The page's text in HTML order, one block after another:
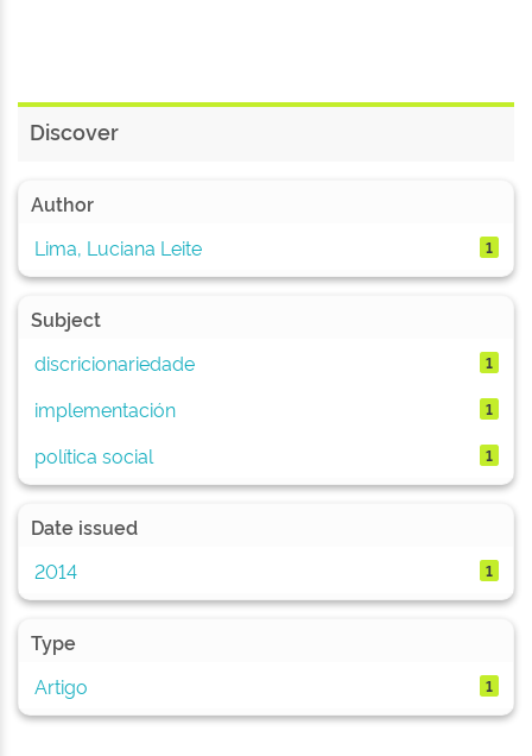
Discover
Author
Lima, Luciana Leite
1
Subject
discricionariedade
1
implementación 1
política social 1
Date issued
2014
1
Type
Artigo
1